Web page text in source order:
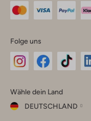
Folge uns
Instagram
Facebook
TikTok
Wähle dein Land
DEUTSCHLAND